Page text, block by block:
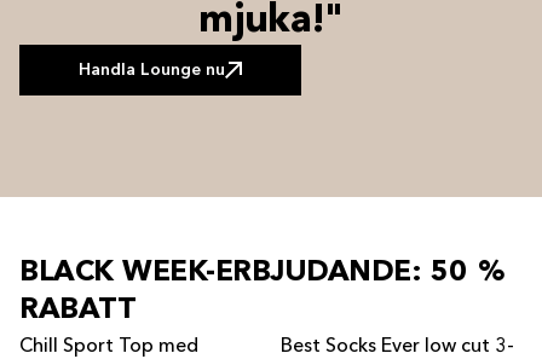
mjuka!"
Handla Lounge nu
Handla Lounge nu
BLACK WEEK-ERBJUDANDE: 50 %
RABATT
REA
Chill Sport Top med
Best Socks Ever low cut 3-